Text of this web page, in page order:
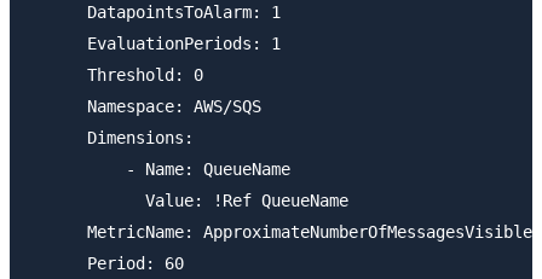
      DatapointsToAlarm: 1
      EvaluationPeriods: 1
      Threshold: 0
      Namespace: AWS/SQS
      Dimensions:
          - Name: QueueName
            Value: !Ref QueueName
      MetricName: ApproximateNumberOfMessagesVisible
      Period: 60